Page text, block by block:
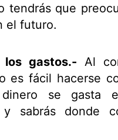
tendrás que
el futuro.
los gastos.- Al
es fácil hacerse
se gasta
y sabrás donde